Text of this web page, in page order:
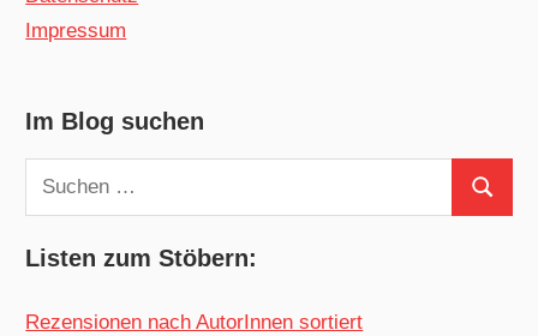
Impressum
Im Blog suchen
Suchen
nach:
Suchen
Listen zum Stöbern:
Rezensionen nach AutorInnen sortiert